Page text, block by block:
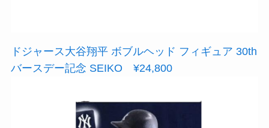
ドジャース大谷翔平 ボブルヘッド フィギュア 30th
バースデー記念 SEIKO ¥24,800